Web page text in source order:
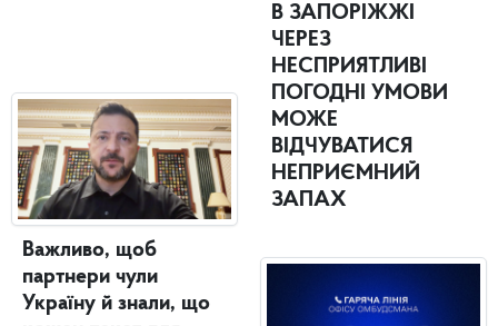
Важливо, щоб
партнери чули
Україну й знали, що
В ЗАПОРІЖЖІ
ЧЕРЕЗ
НЕСПРИЯТЛИВІ
ПОГОДНІ УМОВИ
МОЖЕ
ВІДЧУВАТИСЯ
НЕПРИЄМНИЙ
ЗАПАХ